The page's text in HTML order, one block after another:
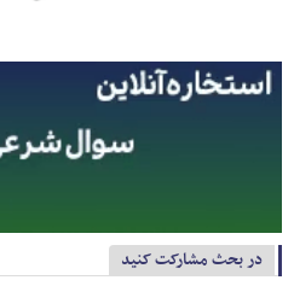
در بحث مشارکت کنید